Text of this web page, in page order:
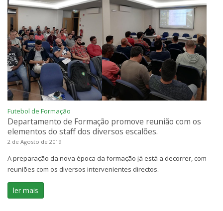
Futebol de Formação
Departamento de Formação promove reunião com os
elementos do staff dos diversos escalões.
2 de Agosto de 2019
A preparação da nova época da formação já está a decorrer, com
reuniões com os diversos intervenientes directos.
ler mais